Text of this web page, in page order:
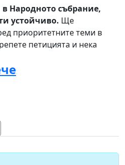
Народното събрание,
устойчиво. Ще
приоритетните теми в
петицията и нека
в България имат право на